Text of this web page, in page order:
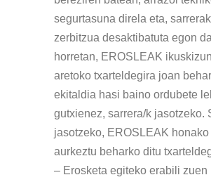
segurtasuna direla eta,
zerbitzua desaktibatuta egon
horretan, EROSLEAK
aretoko txarteldegira joan
ekitaldia hasi baino ordubete
gutxienez, sarrera/k jasotzeko.
jasotzeko, EROSLEAK
aurkeztu beharko ditu
– Erosketa egiteko erabili zuen